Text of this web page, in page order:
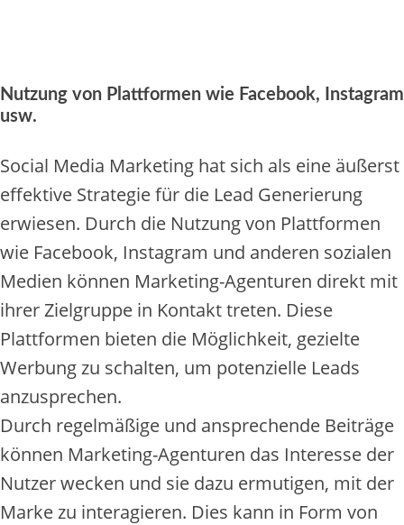
Nutzung von Plattformen wie Facebook, Instagram
usw.
Social Media Marketing hat sich als eine äußerst
effektive Strategie für die Lead Generierung
erwiesen. Durch die Nutzung von Plattformen
wie Facebook, Instagram und anderen sozialen
Medien können Marketing-Agenturen direkt mit
ihrer Zielgruppe in Kontakt treten. Diese
Plattformen bieten die Möglichkeit, gezielte
Werbung zu schalten, um potenzielle Leads
anzusprechen.
Durch regelmäßige und ansprechende Beiträge
können Marketing-Agenturen das Interesse der
Nutzer wecken und sie dazu ermutigen, mit der
Marke zu interagieren. Dies kann in Form von